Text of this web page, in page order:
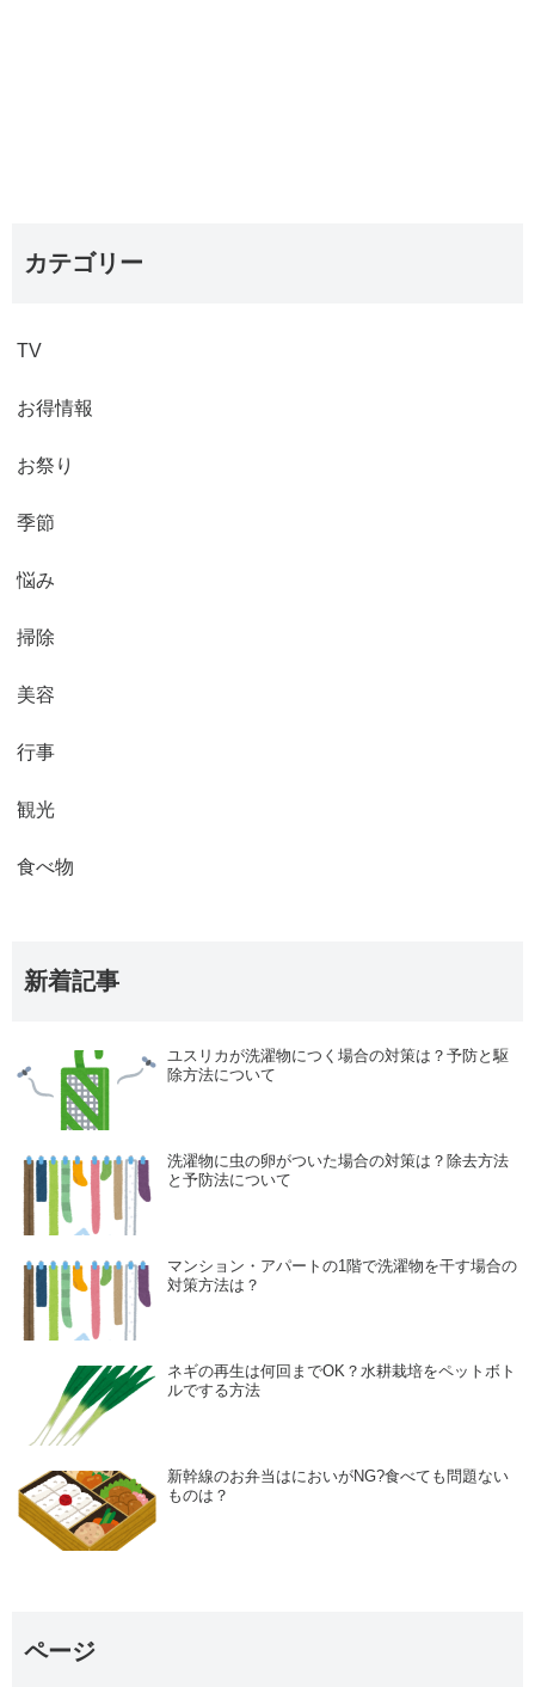
カテゴリー
TV
お得情報
お祭り
季節
悩み
掃除
美容
行事
観光
食べ物
新着記事
ユスリカが洗濯物につく場合の対策は？予防と駆
除方法について
洗濯物に虫の卵がついた場合の対策は？除去方法
と予防法について
マンション・アパートの1階で洗濯物を干す場合の
対策方法は？
ネギの再生は何回までOK？水耕栽培をペットボト
ルでする方法
新幹線のお弁当はにおいがNG?食べても問題ない
ものは？
ページ